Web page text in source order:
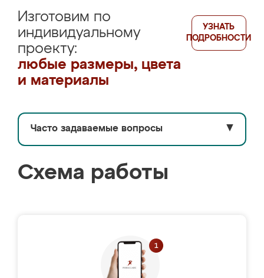
Изготовим по
индивидуальному
проекту:
любые размеры, цвета
и материалы
УЗНАТЬ
ПОДРОБНОСТИ
Часто задаваемые вопросы ▼
Схема работы